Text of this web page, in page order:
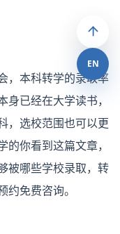
，本科转学的录取率
已经在大学读书，
，选校范围也可以更
你看到这篇文章，
被哪些学校录取，转
免费咨询。
EN